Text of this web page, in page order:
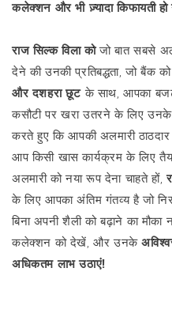
कलेक्शन और भी ज़्यादा किफायती हो
राज सिल्क विला कोजो बात सबसे
देने की उनकी प्रतिबद्धता, जो बैंक
और दशहरा छूट के साथ, आपका
कसौटी पर खरा उतरने के लिए उनके
करते हुए कि आपकी अलमारी
आप किसी खास कार्यक्रम के लिए
अलमारी को नया रूप देना चाहते हों,
के लिए आपका अंतिम गंतव्य है जो
बिना अपनी शैली को बढ़ाने का
कलेक्शन को देखें, और उनके
अधिकतम लाभ उठाएं!